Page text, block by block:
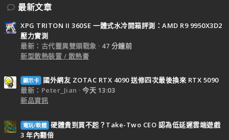
最新文章
XPG TRITON II 360SE 一體式水冷開箱評測：AMD R9 9950X3D2
壓力實測
最新：古代靈異雙頭戰象
47 分鐘前
新型散熱裝置 / 散熱膏
顯示卡
國外網友 ZOTAC RTX 4090 送修四次最後換來 RTX 5090
最新：Peter_Jian
今天 13:03
新品資訊
電玩/軟體 硬體貴到買不起？Take-Two CEO 認為低延遲雲端遊戲
3 年內翻倍